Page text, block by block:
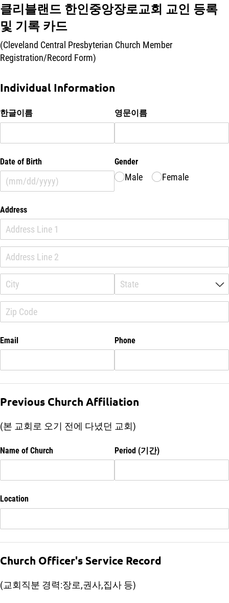
클리블랜드 한인중앙장로교회 교인 등록
및 기록 카드
(Cleveland Central Presbyterian Church Member
Registration/Record Form)
Individual Information
한글이름 영문이름
Date of Birth Gender
Male Female
Address
Email Phone
Previous Church Affiliation
(본 교회로 오기 전에 다녔던 교회)
Name of Church Period (기간)
Location
Church Officer's Service Record
(교회직분 경력:장로,권사,집사 등)